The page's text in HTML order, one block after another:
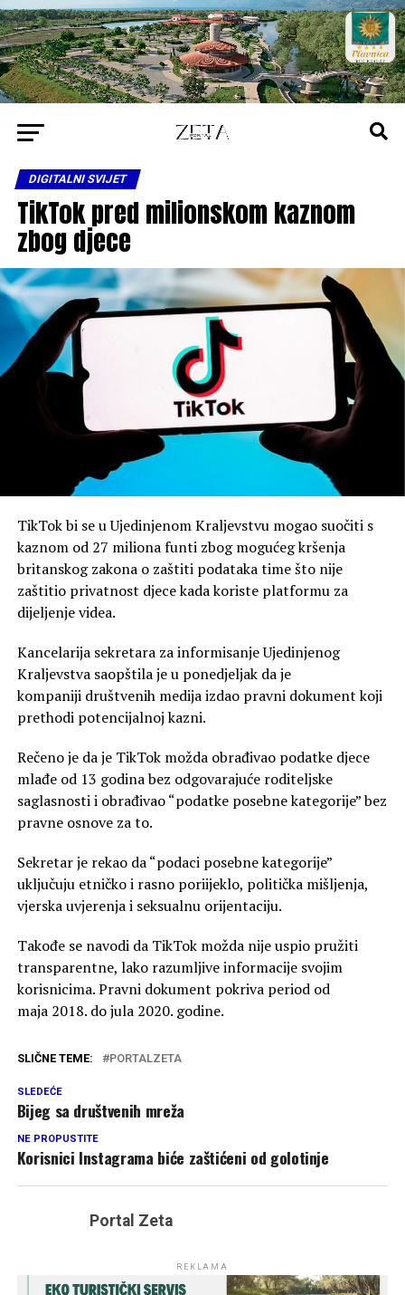
DIGITALNI SVIJET
TikTok pred milionskom kaznom
zbog djece
TikTok bi se u Ujedinjenom Kraljevstvu mogao suočiti s
kaznom od 27 miliona funti zbog mogućeg kršenja
britanskog zakona o zaštiti podataka time što nije
zaštitio privatnost djece kada koriste platformu za
dijeljenje videa.
Kancelarija sekretara za informisanje Ujedinjenog
Kraljevstva saopštila je u ponedjeljak da je
kompaniji društvenih medija izdao pravni dokument koji
prethodi potencijalnoj kazni.
Rečeno je da je TikTok možda obrađivao podatke djece
mlađe od 13 godina bez odgovarajuće roditeljske
saglasnosti i obrađivao “podatke posebne kategorije” bez
pravne osnove za to.
Sekretar je rekao da “podaci posebne kategorije”
uključuju etničko i rasno poriijeklo, politička mišljenja,
vjerska uvjerenja i seksualnu orijentaciju.
Takođe se navodi da TikTok možda nije uspio pružiti
transparentne, lako razumljive informacije svojim
korisnicima. Pravni dokument pokriva period od
maja 2018. do jula 2020. godine.
SLIČNE TEME: PORTALZETA
SLEDEĆE
Bijeg sa društvenih mreža
NE PROPUSTITE
Korisnici Instagrama biće zaštićeni od golotinje
Portal Zeta
REKLAMA